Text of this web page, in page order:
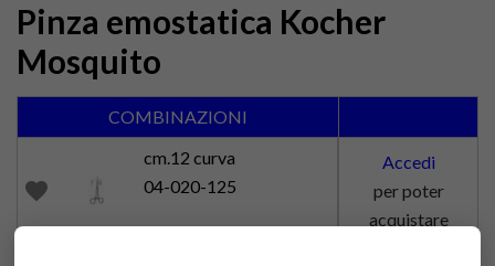
Pinza emostatica Kocher
Mosquito
COMBINAZIONI
favorite
cm.12 curva
04-020-125
Accedi
per poter
acquistare